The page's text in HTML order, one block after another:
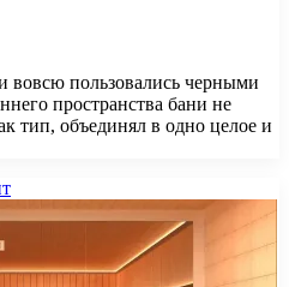
вовсю пользовались черными
пространства бани не
тип, объединял в одно целое и